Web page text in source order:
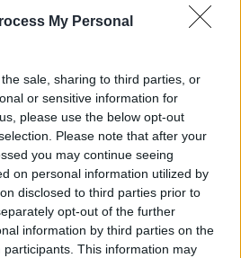
My Personal
sale, sharing to third parties, or
or sensitive information for
please use the below opt-out
Please note that after your
you may continue seeing
on personal information utilized by
disclosed to third parties prior to
opt-out of the further
information by third parties on the
participants. This information may
περισσότερα→
TaggedNovember, θέατρο «Τζένη
,Μιχάλης Σιώνας